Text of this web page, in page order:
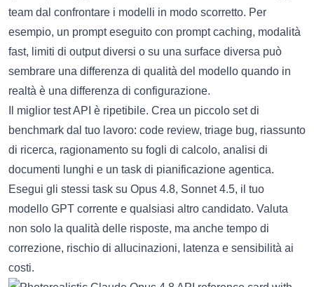
team dal confrontare i modelli in modo scorretto. Per
esempio, un prompt eseguito con prompt caching, modalità
fast, limiti di output diversi o su una surface diversa può
sembrare una differenza di qualità del modello quando in
realtà è una differenza di configurazione.
Il miglior test API è ripetibile. Crea un piccolo set di
benchmark dal tuo lavoro: code review, triage bug, riassunto
di ricerca, ragionamento su fogli di calcolo, analisi di
documenti lunghi e un task di pianificazione agentica.
Esegui gli stessi task su Opus 4.8, Sonnet 4.5, il tuo
modello GPT corrente e qualsiasi altro candidato. Valuta
non solo la qualità delle risposte, ma anche tempo di
correzione, rischio di allucinazioni, latenza e sensibilità ai
costi.